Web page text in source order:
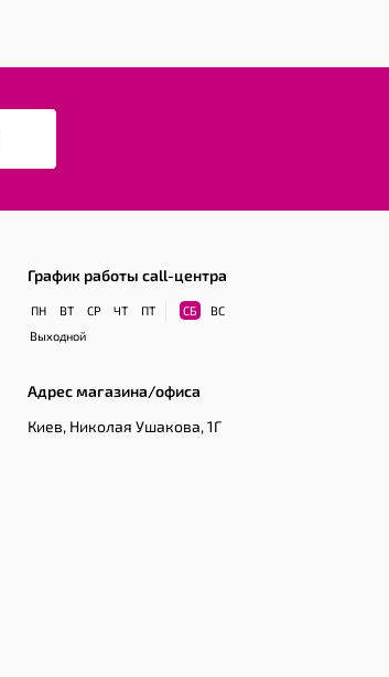
График работы call-центра
ПН ВТ СР ЧТ ПТ СБ
ВС
Выходной
Адрес магазина/офиса
Киев, Николая Ушакова, 1Г